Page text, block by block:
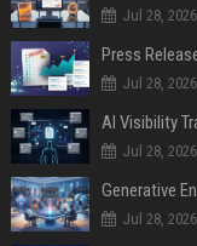
Jul 28, 2026
Jul 28, 2026
AI Visibility
Jul 28, 2026
Generative
Jul 28, 2026